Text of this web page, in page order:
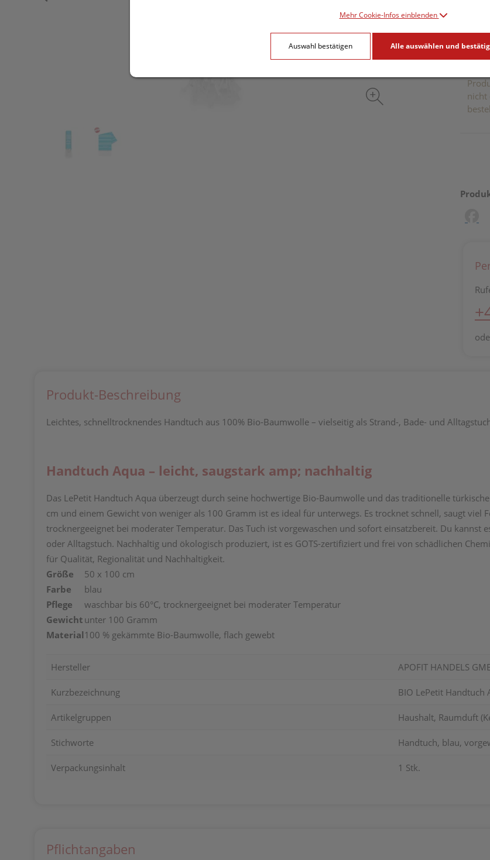
nicht
Produkt-Beschreibung
Leichtes, schnelltrocknendes Handtuch aus 100% Bio-Baumwolle – vielseitig als Strand-, Bade- und
Handtuch Aqua – leicht, saugstark amp; nachhaltig
Das LePetit Handtuch Aqua überzeugt durch seine hochwertige Bio-Baumwolle und das traditionelle
cm und einem Gewicht von weniger als 100 Gramm ist es ideal für unterwegs. Es trocknet schnell, saugt viel
trocknergeeignet bei moderater Temperatur. Das Tuch ist vorgewaschen und sofort einsatzbereit. Du kannst
oder Alltagstuch. Nachhaltig und ökologisch produziert, ist es GOTS-zertifiziert und frei von schädlichen
für Qualität, Regionalität und Nachhaltigkeit.
Größe
50 x 100 cm
Farbe
blau
Pflege
waschbar bis 60°C, trocknergeeignet bei moderater Temperatur
Gewicht unter 100 Gramm
Material 100 % gekämmte Bio-Baumwolle, flach gewebt
Hersteller APOFIT HANDELS
Kurzbezeichnung BIO LePetit Handtuch
Artikelgruppen Haushalt, Raumduft
Stichworte Handtuch, blau,
Verpackungsinhalt 1 Stk.
Pflichtangaben
Mehr Cookie-Infos einblenden
Auswahl bestätigen Alle auswählen und